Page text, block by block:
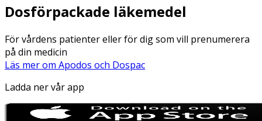
Dosförpackade läkemedel
För vårdens patienter eller för dig som vill prenumerera
på din medicin
Läs mer om Apodos och Dospac
Ladda ner vår app